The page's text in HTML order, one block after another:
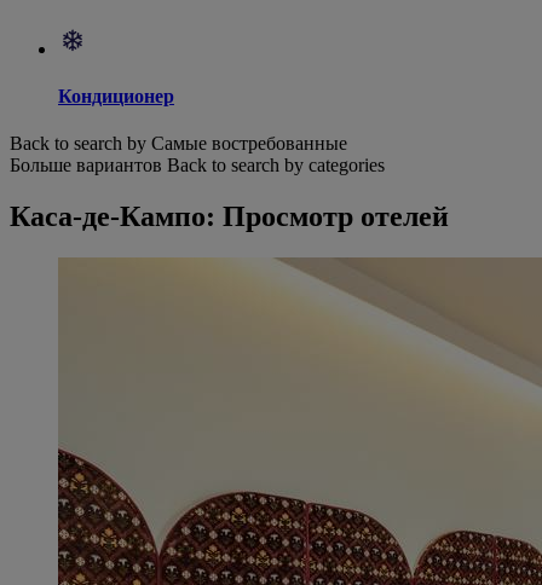
Кондиционер
Back to search by Самые востребованные
Больше вариантов Back to search by categories
Каса-де-Кампо: Просмотр отелей